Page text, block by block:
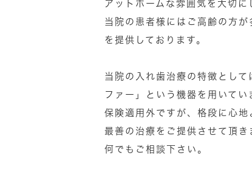
アットホームな雰囲気を大切
当院の患者様にはご高齢の方
を提供しております。
当院の入れ歯治療の特徴とし
ファー」という機器を用いてい
保険適用外ですが、格段に心地
最善の治療をご提供させて頂き
何でもご相談下さい。